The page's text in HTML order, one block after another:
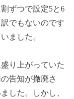
ずつで設定5と6
でもないのです
ました。
り上がっていた
告知が撤廃さ
した。しかし、